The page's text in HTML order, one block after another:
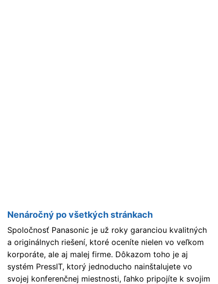
Nenáročný po všetkých stránkach
Spoločnosť Panasonic je už roky garanciou kvalitných
a originálnych riešení, ktoré oceníte nielen vo veľkom
korporáte, ale aj malej firme. Dôkazom toho je aj
systém PressIT, ktorý jednoducho nainštalujete vo
svojej konferenčnej miestnosti, ľahko pripojíte k svojim